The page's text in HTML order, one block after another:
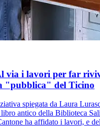
via i lavori per far
"pubblica" del Ticino
spiegata da Laura
antico della Biblioteca
ha affidato i lavori, e